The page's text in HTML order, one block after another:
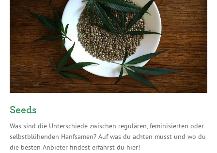
Seeds
Was sind die Unterschiede zwischen regulären, feminisierten oder
selbstblühenden Hanfsamen? Auf was du achten musst und wo du
die besten Anbieter findest erfährst du hier!